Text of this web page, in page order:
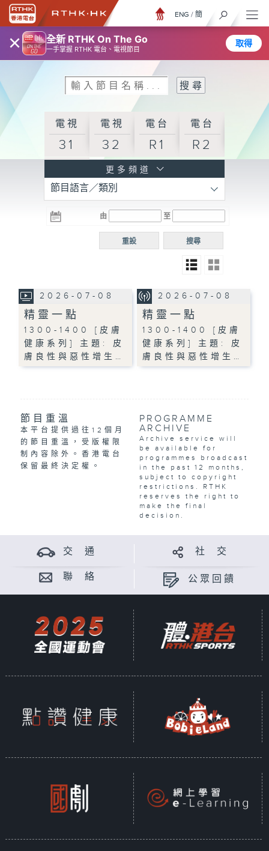
× 全新 RTHK On The Go
一手掌握 RTHK 電台、電視節目
取得
ENG / 簡
電視
31
電視
32
電台
R1
電台
R2
R3
電台 電台
R5
電台
普通
更多頻道
節目語言／類別
由 至
搜尋
重設
2026-07-08
精靈一點
1300-1400 [皮膚
健康系列] 主題: 皮
膚良性與惡性增生…
2026-07-08
精靈一點
1300-1400 [皮膚
健康系列] 主題: 皮
膚良性與惡性增生…
節目重溫
本平台提供過往12個月
的節目重溫，受版權限
制內容除外。香港電台
保留最終決定權。
PROGRAMME
ARCHIVE
Archive service will
be available for
programmes broadcast
in the past 12 months,
subject to copyright
restrictions. RTHK
reserves the right to
make the final
decision.
交 通 社 交
聯 絡 公眾回饋